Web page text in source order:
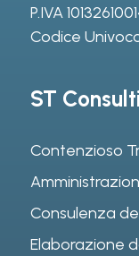
P.IVA
Codice
ST
Contenzioso
Consulenza
Elaborazione